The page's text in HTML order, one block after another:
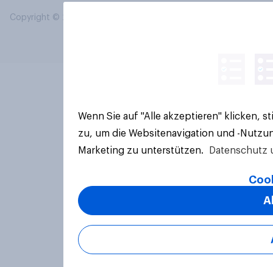
Copyright © 2026 YouGov PLC. Alle Rechte vorbehalten.
Wenn Sie auf "Alle akzeptieren" klicken,
zu, um die Websitenavigation und -
Marketing zu unterstützen.
Datenschutz